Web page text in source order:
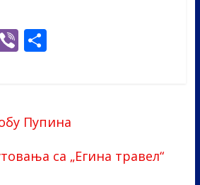
Vi
b
S
Пупина
са „Егина травел“